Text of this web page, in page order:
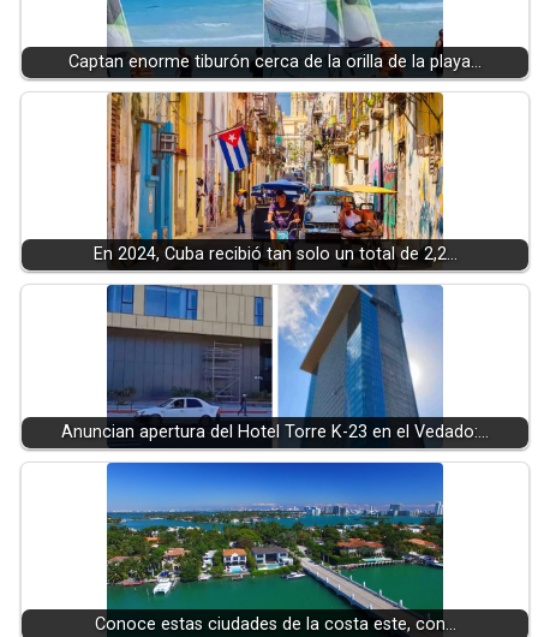
Captan enorme tiburón cerca de la orilla de la playa…
En 2024, Cuba recibió tan solo un total de 2,2…
Anuncian apertura del Hotel Torre K-23 en el Vedado:…
Conoce estas ciudades de la costa este, con…